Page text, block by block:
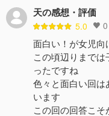
天の感想・評価
5.0 0
面白い！が女児向
この頃辺りまで
ったですね
色々と面白い回は
います
この回の回答こ